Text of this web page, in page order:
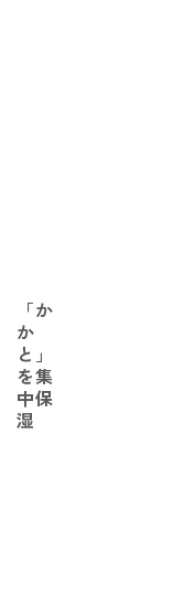
「か
か
と」
を集
中保
湿